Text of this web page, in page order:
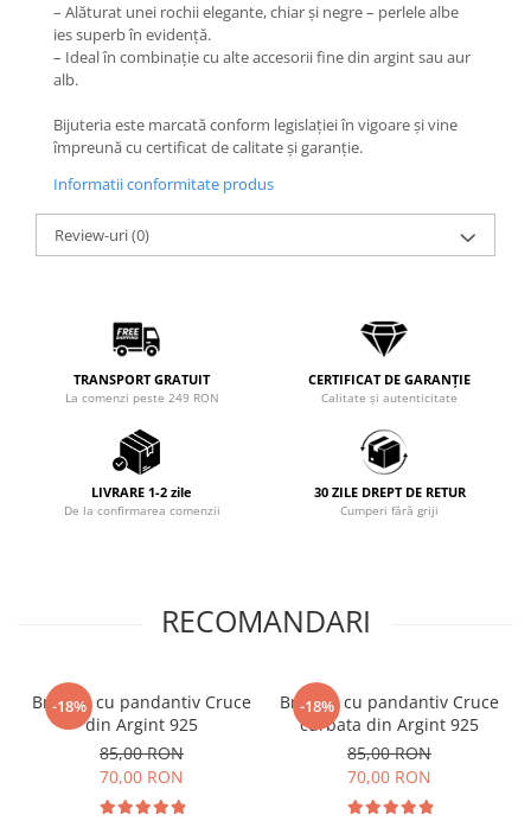
– Alăturat unei rochii elegante, chiar și negre – perlele albe
ies superb în evidență.
– Ideal în combinație cu alte accesorii fine din argint sau aur
alb.
Bijuteria este marcată conform legislației în vigoare și vine
împreună cu certificat de calitate și garanție.
Informatii conformitate produs
Review-uri(0)
TRANSPORT GRATUIT
La comenzi peste 249 RON
CERTIFICAT DE GARANȚIE
Calitate și autenticitate
LIVRARE 1-2 zile
De la confirmarea comenzii
30 ZILE DREPT DE RETUR
Cumperi fără griji
RECOMANDARI
-18%
Bratara cu pandantiv Cruce
din Argint 925
85,00 RON
70,00 RON
-18%
Bratara cu pandantiv Cruce
curbata din Argint 925
85,00 RON
70,00 RON